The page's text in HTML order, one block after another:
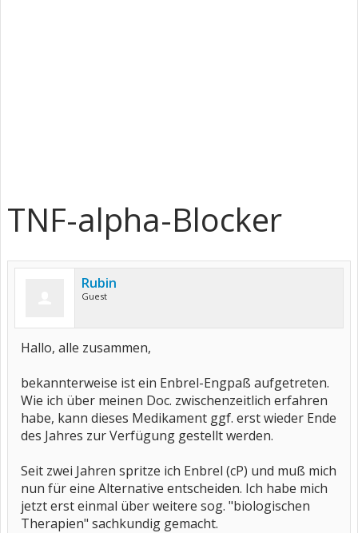
TNF-alpha-Blocker
Rubin
Guest
Hallo, alle zusammen,
bekannterweise ist ein Enbrel-Engpaß aufgetreten.
Wie ich über meinen Doc. zwischenzeitlich erfahren
habe, kann dieses Medikament ggf. erst wieder Ende
des Jahres zur Verfügung gestellt werden.
Seit zwei Jahren spritze ich Enbrel (cP) und muß mich
nun für eine Alternative entscheiden. Ich habe mich
jetzt erst einmal über weitere sog. "biologischen
Therapien" sachkundig gemacht.